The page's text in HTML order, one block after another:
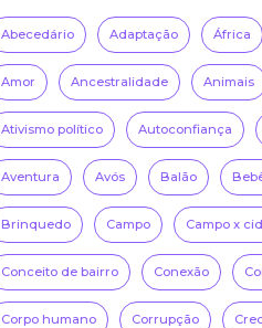
Abecedário Adaptação África
Amor Ancestralidade Animais
Ativismo político Autoconfiança
Aventura Avós Balão
Brinquedo Campo Campo x
Conceito de bairro Conexão
Corpo humano Corrupção